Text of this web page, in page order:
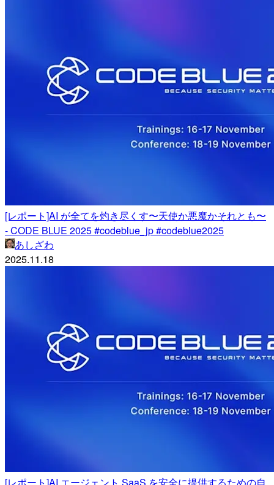
[レポート]AI が全てを灼き尽くす〜天使か悪魔かそれとも〜
- CODE BLUE 2025 #codeblue_jp #codeblue2025
あしざわ
2025.11.18
[レポート]AI エージェント SaaS を安全に提供するための自